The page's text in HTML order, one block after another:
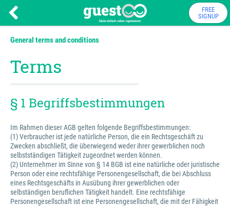
FREE
SIGNUP
General terms and conditions
Terms
§ 1 Begriffsbestimmungen
Im Rahmen dieser AGB gelten folgende Begriffsbestimmungen:
(1) Verbraucher ist jede natürliche Person, die ein Rechtsgeschäft zu
Zwecken abschließt, die überwiegend weder ihrer gewerblichen noch
selbstständigen Tätigkeit zugeordnet werden können.
(2) Unternehmer im Sinne von § 14 BGB ist eine natürliche oder juristische
Person oder eine rechtsfähige Personengesellschaft, die bei Abschluss
eines Rechtsgeschäfts in Ausübung ihrer gewerblichen oder
selbständigen beruflichen Tätigkeit handelt. Eine rechtsfähige
Personengesellschaft ist eine Personengesellschaft, die mit der Fähigkeit